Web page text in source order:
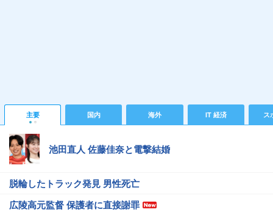
主要 国内 海外 IT 経済 ス
池田直人 佐藤佳奈と電撃結婚
脱輪したトラック発見 男性死亡
広陵高元監督 保護者に直接謝罪